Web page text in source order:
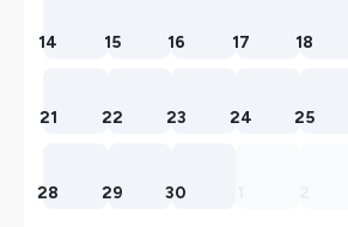
14 15 16 17 18
21 22 23 24 25
28 29 30